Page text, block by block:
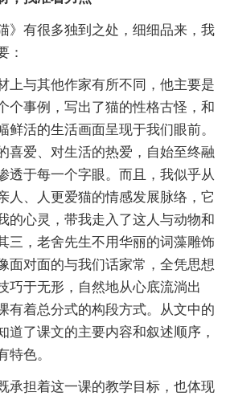
》有很多独到之处，细细品来，我
：
上与其他作家有所不同，他主要是
个事例，写出了猫的性格古怪，和
鲜活的生活画面呈现于我们眼前。
喜爱、对生活的热爱，自始至终融
透于每一个字眼。而且，我似乎从
人、人更爱猫的情感发展脉络，它
的心灵，带我走入了这人与动物和
三，老舍先生不用华丽的词藻雕饰
面对面的与我们话家常，全凭思想
巧于无形，自然地从心底流淌出
有着总分式的构段方式。从文中的
道了课文的主要内容和叙述顺序，
特色。
承担着这一课的教学目标，也体现